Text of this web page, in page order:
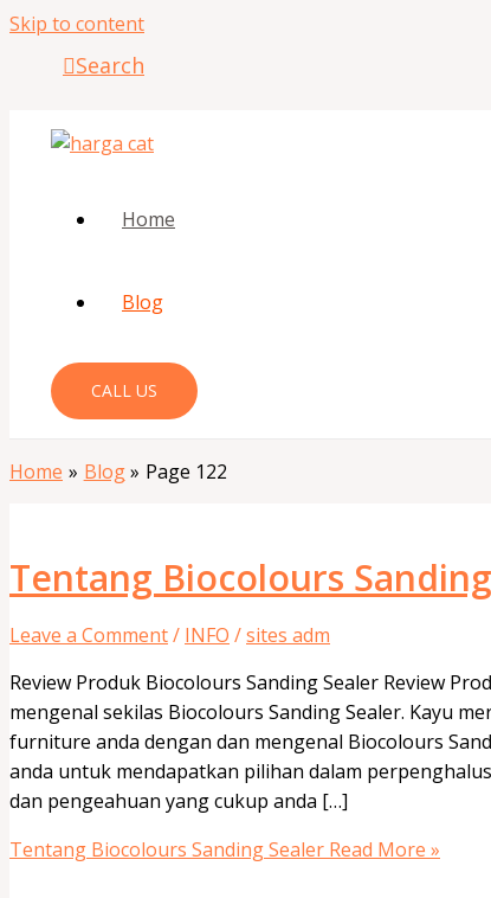
Skip to content
Search
Home
Blog
CALL US
Home Blog Page 122
Tentang Biocolours
Leave a Comment/ INFO /sites adm
Review Produk Biocolours Sanding Sealer Review
mengenal sekilas Biocolours Sanding Sealer. Kayu
furniture anda dengan dan mengenal Biocolours
anda untuk mendapatkan pilihan dalam
dan pengeahuan yang cukup anda […]
Tentang Biocolours Sanding Sealer Read More »